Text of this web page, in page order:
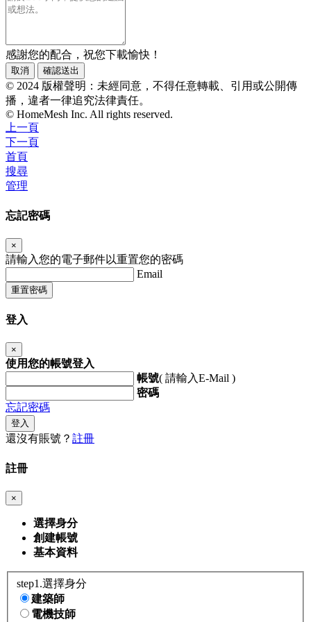
感謝您的配合，祝您下載愉快！
取消 確認送出
© 2024 版權聲明：未經同意，不得任意轉載、引用或公開傳
播，違者一律追究法律責任。
© HomeMesh Inc. All rights reserved.
上一頁
下一頁
首頁
搜尋
管理
忘記密碼
×
請輸入您的電子郵件以重置您的密碼
Email
重置密碼
登入
×
使用您的帳號登入
帳號( 請輸入E-Mail )
密碼
忘記密碼
登入
還沒有賬號？ 註冊
註冊
×
選擇身分
創建帳號
基本資料
step1.選擇身分
建築師
電機技師